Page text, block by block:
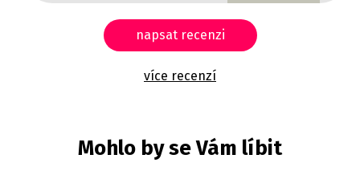
napsat recenzi
více recenzí
Mohlo by se Vám líbit